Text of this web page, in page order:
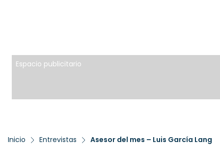
Espacio publicitario
Inicio Entrevistas Asesor del mes – Luis García Langa